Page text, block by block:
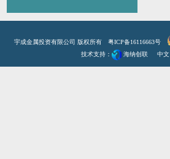
宇成金属投资有限公司 版权所有 粤ICP备16116663号
技术支持：
海纳创联 中文